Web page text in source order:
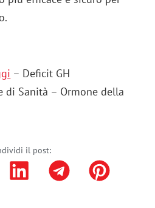
– Deficit GH
di Sanità – Ormone della
il post: